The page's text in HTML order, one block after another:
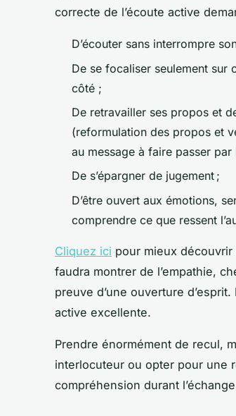
correcte de l’écoute active
D’écouter sans interrompre
De se focaliser seulement sur
côté ;
De retravailler ses propos et
(reformulation des propos et
au message à faire passer par
De s’épargner de jugement ;
D’être ouvert aux émotions,
comprendre ce que ressent
Cliquez ici pour mieux découvrir
faudra montrer de l’empathie,
preuve d’une ouverture
active excellente.
Prendre énormément de recul,
interlocuteur ou opter pour une
compréhension durant